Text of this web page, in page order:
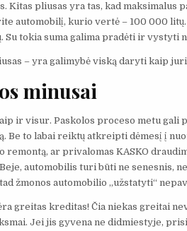
Kitas pliusas yra tas, kad maksimalus
automobilį, kurio vertė – 100 000
Su tokia suma galima pradėti ir vystyti
– yra galimybė viską daryti kaip
minusai
ir visur. Paskolos proceso metu
Be to labai reiktų atkreipti dėmesį į
remontą, ar privalomas KASKO
automobilis turi būti ne senesnis,
žmonos automobilio „užstatyti“
greitas kreditas! Čia niekas greitai
Jei jis gyvena ne didmiestyje,